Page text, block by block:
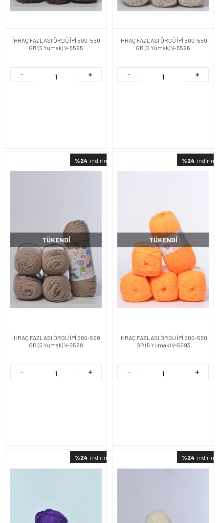
İHRAÇ FAZLASI ÖRGÜ İPİ 500-550
GR (5 Yumak) V-5595
İHRAÇ FAZLASI ÖRGÜ İPİ 500-550
GR (5 Yumak) V-5596
%24 indirimli
TÜKENDI
İHRAÇ FAZLASI ÖRGÜ İPİ 500-550
GR (5 Yumak) V-5598
%24 indirimli
TÜKENDI
İHRAÇ FAZLASI ÖRGÜ İPİ 500-550
GR (5 Yumak) V-5593
%24 indirimli %24 indirimli